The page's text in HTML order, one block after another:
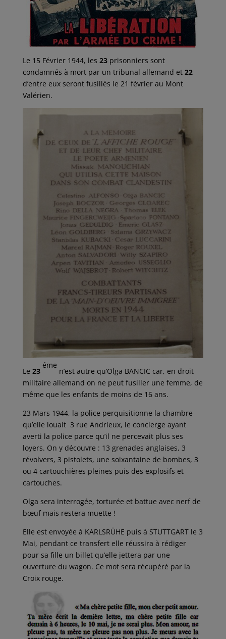
Le 15 Février 1944, les 23prisonniers sont
condamnés à mort par un tribunal allemand et 22
d’entre eux seront fusillés le 21 février au Mont
Valérien.
Le 23
éme
n’est autre qu’Olga BANCIC car, en droit
militaire allemand on ne peut fusiller une femme, de
même que les enfants de moins de 16 ans.
23 Mars 1944, la police perquisitionne la chambre
qu’elle louait 3 rue Andrieux, le concierge ayant
averti la police parce qu’il ne percevait plus ses
loyers. On y découvre : 13 grenades anglaises, 3
révolvers, 3 pistolets, une soixantaine de bombes, 3
ou 4 cartouchières pleines puis des explosifs et
cartouches.
Olga sera interrogée, torturée et battue avec nerf de
bœuf mais restera muette !
Elle est envoyée à KARLSRÜHE puis à STUTTGART le 3
Mai, pendant ce transfert elle réussira à rédiger
pour sa fille un billet qu’elle jettera par une
ouverture du wagon. Ce mot sera récupéré par la
Croix rouge.